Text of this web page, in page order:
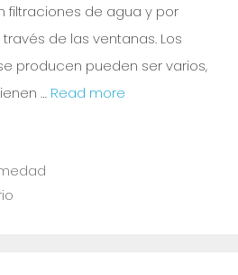
filtraciones de agua y por
de las ventanas. Los
producen pueden ser varios,
… Read more